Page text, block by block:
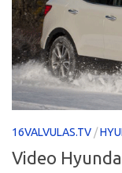
16VALVULAS.TV /
Video